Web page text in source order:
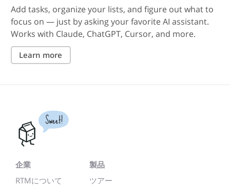
Add tasks, organize your lists, and figure out what to
focus on — just by asking your favorite AI assistant.
Works with Claude, ChatGPT, Cursor, and more.
Learn more
Sweet!
企業
RTMについて
製品
ツアー